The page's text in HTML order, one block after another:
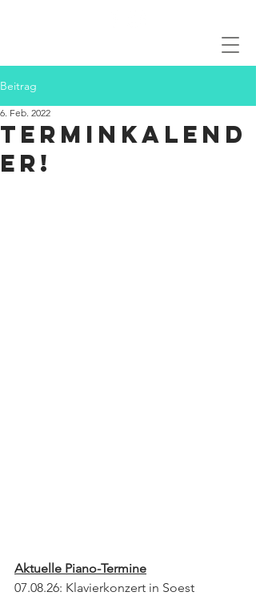
Beitrag
Terminkalend
er!
6. Feb. 2022
Aktuelle Piano-Termine
07.08.26: Klavierkonzert in Soest